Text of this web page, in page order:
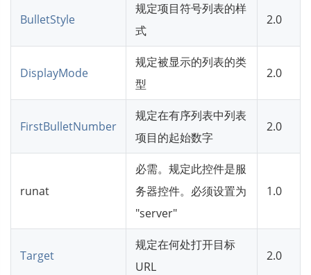
BulletStyle
规定项目符号列表的样
式
2.0
DisplayMode
规定被显示的列表的类
型
2.0
FirstBulletNumber
规定在有序列表中列表
项目的起始数字
2.0
runat
必需。规定此控件是服
务器控件。必须设置为
"server"
1.0
Target
规定在何处打开目标
URL
2.0